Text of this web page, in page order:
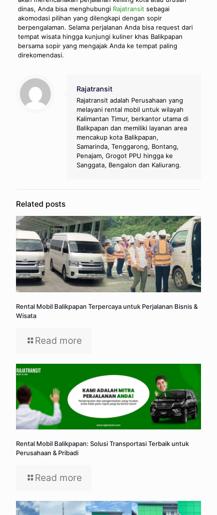
dinas, Anda bisa menghubungi Rajatransit sebagai
akomodasi pilihan yang dilengkapi dengan sopir
berpengalaman. Selama perjalanan Anda bisa request dari
tempat wisata hingga kunjungi kuliner khas Balikpapan
bersama sopir yang mengajak Anda ke tempat paling
direkomendasi.
Rajatransit
Rajatransit adalah Perusahaan yang
melayani rental mobil untuk wilayah
Kalimantan Timur, berkantor utama di
Balikpapan dan memiliki layanan area
mencakup kota Balikpapan,
Samarinda, Tenggarong, Bontang,
Penajam, Grogot PPU hingga ke
Sanggata, Bengalon dan Kaliurang.
Related posts
Rental Mobil Balikpapan Terpercaya untuk Perjalanan Bisnis &
Wisata
Read more
Rental Mobil Balikpapan: Solusi Transportasi Terbaik untuk
Perusahaan & Pribadi
Read more